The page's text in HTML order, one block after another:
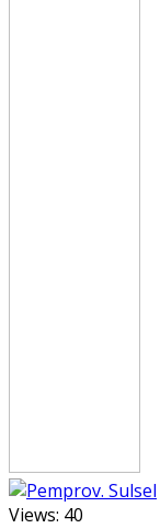
Views: 40